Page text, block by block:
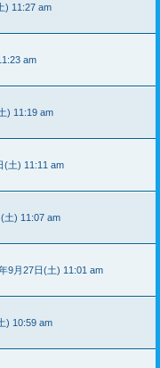
) 11:27 am
am
) 11:19 am
(土) 11:11 am
土) 11:07 am
9月27日(土) 11:01 am
) 10:59 am